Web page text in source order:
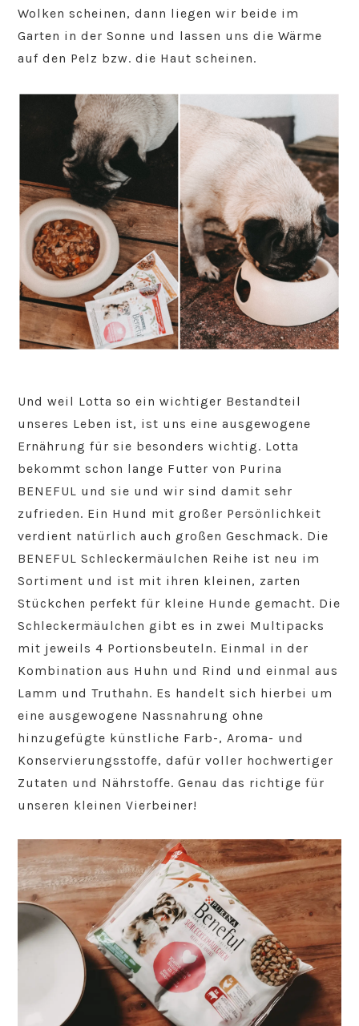
Wolken scheinen, dann liegen wir beide im
Garten in der Sonne und lassen uns die Wärme
auf den Pelz bzw. die Haut scheinen.
Und weil Lotta so ein wichtiger Bestandteil
unseres Leben ist, ist uns eine ausgewogene
Ernährung für sie besonders wichtig. Lotta
bekommt schon lange Futter von Purina
BENEFUL und sie und wir sind damit sehr
zufrieden. Ein Hund mit großer Persönlichkeit
verdient natürlich auch großen Geschmack. Die
BENEFUL Schleckermäulchen Reihe ist neu im
Sortiment und ist mit ihren kleinen, zarten
Stückchen perfekt für kleine Hunde gemacht. Die
Schleckermäulchen gibt es in zwei Multipacks
mit jeweils 4 Portionsbeuteln. Einmal in der
Kombination aus Huhn und Rind und einmal aus
Lamm und Truthahn. Es handelt sich hierbei um
eine ausgewogene Nassnahrung ohne
hinzugefügte künstliche Farb-, Aroma- und
Konservierungsstoffe, dafür voller hochwertiger
Zutaten und Nährstoffe. Genau das richtige für
unseren kleinen Vierbeiner!